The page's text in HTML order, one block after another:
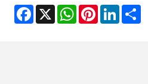
Facebook
X WhatsAppPinterestLinkedIn